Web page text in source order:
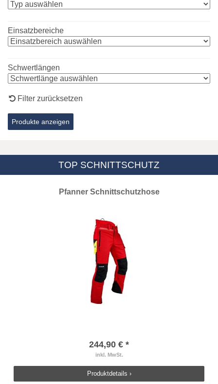
Einsatzbereiche
Schwertlängen
Filter zurücksetzen
TOP SCHNITTSCHUTZ
Pfanner Schnittschutzhose
244,90 € *
inkl. MwSt.
Produktdetails ›